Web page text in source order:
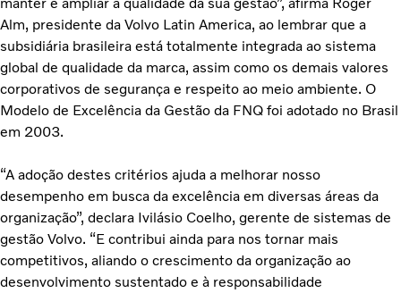
Alm, presidente da Volvo Latin America, ao lembrar que a
subsidiária brasileira está totalmente integrada ao sistema
global de qualidade da marca, assim como os demais valores
corporativos de segurança e respeito ao meio ambiente. O
Modelo de Excelência da Gestão da FNQ foi adotado no Brasil
em 2003.
“A adoção destes critérios ajuda a melhorar nosso
desempenho em busca da excelência em diversas áreas da
organização”, declara Ivilásio Coelho, gerente de sistemas de
gestão Volvo. “E contribui ainda para nos tornar mais
competitivos, aliando o crescimento da organização ao
desenvolvimento sustentado e à responsabilidade